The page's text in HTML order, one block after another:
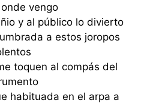
vengo
y al público lo divierto
a estos joropos
toquen al compás del
habituada en el arpa a